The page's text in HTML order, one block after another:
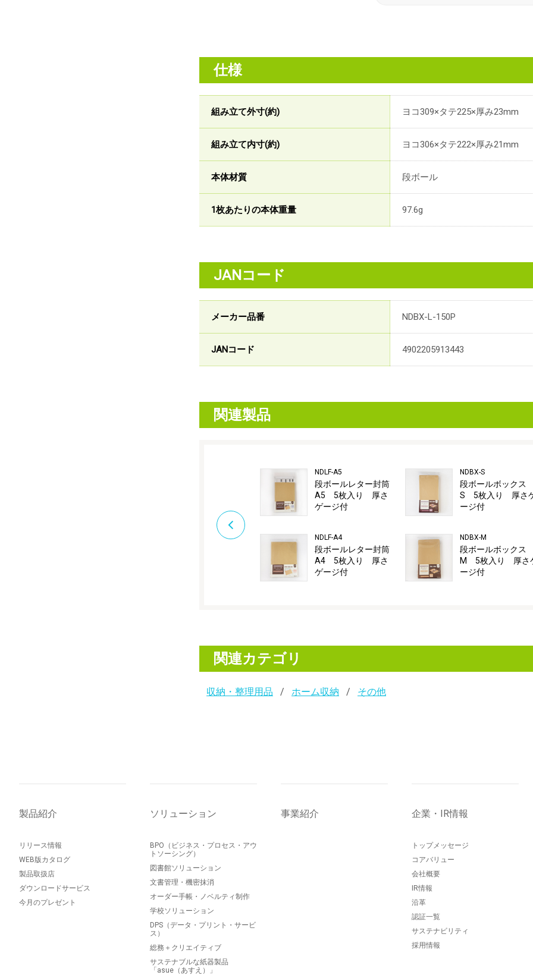
仕様
組み立て外寸(約) ヨコ309×タテ225×厚み23mm
組み立て内寸(約) ヨコ306×タテ222×厚み21mm
本体材質 段ボール
1枚あたりの本体重量 97.6g
JANコード
メーカー品番 NDBX-L-150P
JANコード 4902205913443
関連製品
NDLF-A5
段ボールレター封筒
A5 5枚入り 厚さ
ゲージ付
NDLF-A4
段ボールレター封筒
A4 5枚入り 厚さ
ゲージ付
NDBX-S
段ボールボック
S 5枚入り 厚さ
ージ付
NDBX-M
段ボールボック
M 5枚入り 厚さ
ージ付
関連カテゴリ
収納・整理用品 ホーム収納 その他
製品紹介
リリース情報
WEB版カタログ
製品取扱店
ダウンロードサービス
今月のプレゼント
ソリューション
BPO（ビジネス・プロセス・アウ
トソーシング）
図書館ソリューション
文書管理・機密抹消
オーダー手帳・ノベルティ制作
学校ソリューション
DPS（データ・プリント・サービ
ス）
総務＋クリエイティブ
サステナブルな紙器製品
「asue（あすえ）」
事業紹介 企業・IR情報
トップメッセージ
コアバリュー
会社概要
IR情報
沿革
認証一覧
サステナビリティ
採用情報